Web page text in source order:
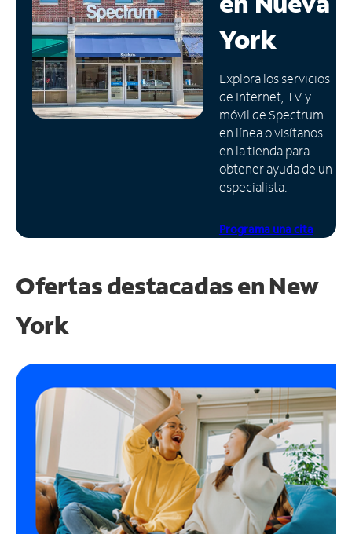
Administrar
cuenta
Encuentra
una
tienda
York
Explora los servicios
de Internet, TV y
móvil de Spectrum
en línea o visítanos
en la tienda para
obtener ayuda de un
especialista.
Programa una cita
Ofertas destacadas en New
York